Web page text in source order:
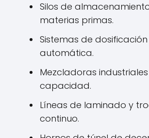
Silos de
materias primas.
Sistemas de dosificación
automática.
Mezcladoras
capacidad.
Líneas de laminado y
continuo.